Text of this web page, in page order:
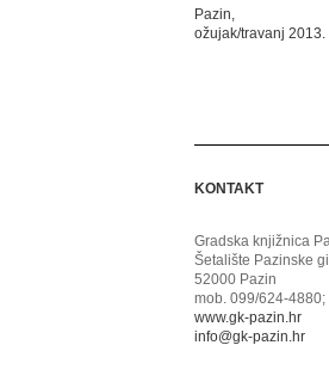
Pazin,
ožujak/travanj 2013.
KONTAKT
Gradska knjižnica
Šetalište Pazinske
52000 Pazin
mob. 099/624-
www.gk-pazin.hr
info@gk-pazin.hr